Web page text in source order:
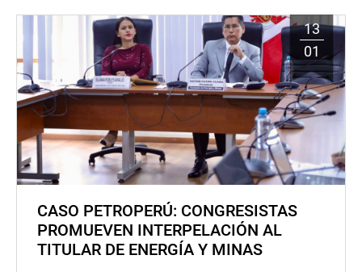
13
01
CASO PETROPERÚ: CONGRESISTAS
PROMUEVEN INTERPELACIÓN AL
TITULAR DE ENERGÍA Y MINAS